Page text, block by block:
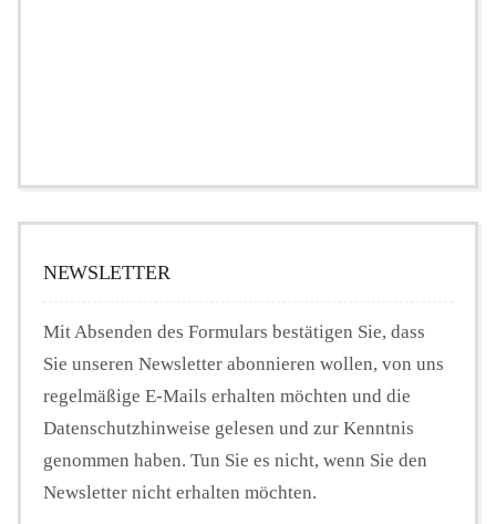
NEWSLETTER
Mit Absenden des Formulars bestätigen Sie, dass
Sie unseren Newsletter abonnieren wollen, von uns
regelmäßige E-Mails erhalten möchten und die
Datenschutzhinweise gelesen und zur Kenntnis
genommen haben. Tun Sie es nicht, wenn Sie den
Newsletter nicht erhalten möchten.